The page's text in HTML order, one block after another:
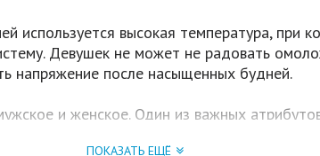
используется высокая температура, при
Девушек не может не радовать
напряжение после насыщенных будней.
и женское. Один из важных
ПОКАЗАТЬ ЕЩЁ
да